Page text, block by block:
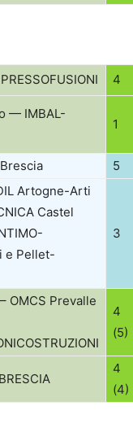
PRESSOFUSIONI 4
— IMBAL-
1
Brescia
5
Artogne-Arti
Castel
e Pellet-
3
OMCS Pre­valle
COSTRUZIONI
4
(5)
BRESCIA
4
(4)